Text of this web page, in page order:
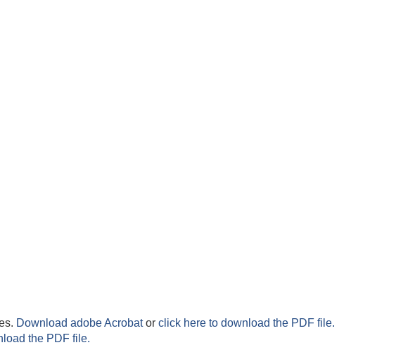
Download adobe Acrobator click here to download the PDF file.
the PDF file.